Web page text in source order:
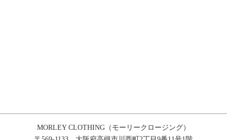
MORLEY CLOTHING（モーリークロージング）